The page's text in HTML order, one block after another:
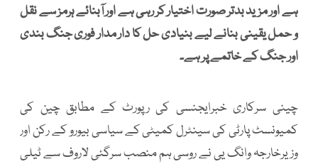
ہے اور مزید بدتر صورت اختیار کر رہی ہے اور آبنائے ہرمز سے نقل
و حمل یقینی بنانے لیے بنیادی حل کا دار مدار فوری جنگ بندی
اور جنگ کے خاتمے پر ہے۔
چینی سرکاری خبرایجنسی کی رپورٹ کے مطابق چین کی
کمیونسٹ پارٹی کی سینٹرل کمیٹی کے سیاسی بیورو کے رکن اور
وزیرخارجہ وانگ یی نے روسی ہم منصب سرگئی لاروف سے ٹیلی